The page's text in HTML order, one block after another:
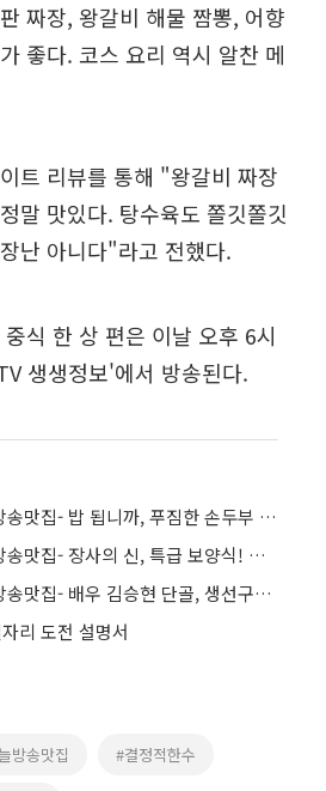
짜장, 왕갈비 해물 짬뽕, 어향
좋다. 코스 요리 역시 알찬 메
트 리뷰를 통해 "왕갈비 짜장
말 맛있다. 탕수육도 쫄깃쫄깃
난 아니다"라고 전했다.
식 한 상 편은 이날 오후 6시
생생정보'에서 방송된다.
'2TV 생생정보' 오늘방송맛집- 밥 됩니까, 푸짐한 손두부 정식 맛집 '서○○○○○'
'2TV 생생정보' 오늘방송맛집- 장사의 신, 특급 보양식! 오리 볶음탕 맛집 '오○○'
'2TV 생생정보' 오늘방송맛집- 배우 김승현 단골, 생선구이→제육볶음 맛집 '행○'
리 도전 설명서
방송맛집 #결정적한수